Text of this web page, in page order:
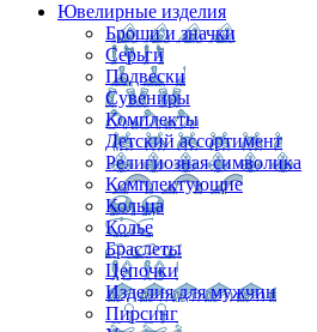
Ювелирные изделия
Броши и значки
Серьги
Подвески
Сувениры
Комплекты
Детский ассортимент
Религиозная символика
Комплектующие
Кольца
Колье
Браслеты
Цепочки
Изделия для мужчин
Пирсинг